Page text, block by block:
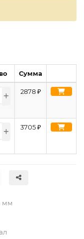
Сумма
2878₽
3705₽
мм